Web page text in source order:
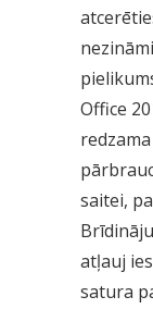
Office
saitei,
atļauj
satura